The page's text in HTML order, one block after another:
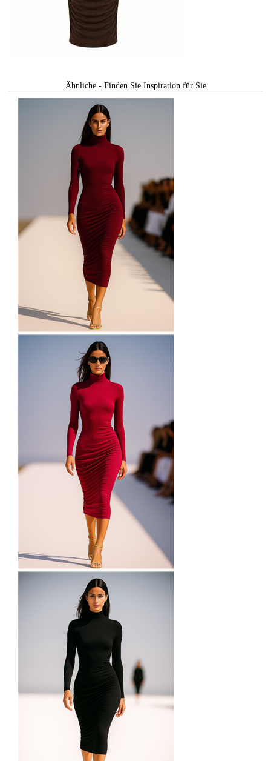
Ähnliche - Finden Sie Inspiration für Sie